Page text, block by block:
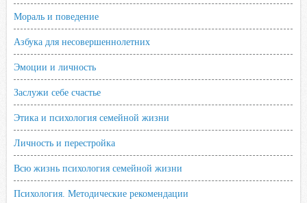
Мораль и поведение
Азбука для несовершеннолетних
Эмоции и личность
Заслужи себе счастье
Этика и психология семейной жизни
Личность и перестройка
Всю жизнь психология семейной жизни
Психология. Методические рекомендации